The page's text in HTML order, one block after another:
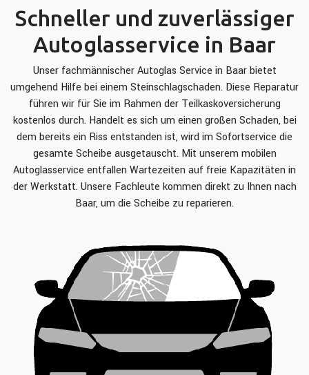
Schneller und zuverlässiger
Autoglasservice in Baar
Unser fachmännischer Autoglas Service in Baar bietet
umgehend Hilfe bei einem Steinschlagschaden. Diese Reparatur
führen wir für Sie im Rahmen der Teilkaskoversicherung
kostenlos durch. Handelt es sich um einen großen Schaden, bei
dem bereits ein Riss entstanden ist, wird im Sofortservice die
gesamte Scheibe ausgetauscht. Mit unserem mobilen
Autoglasservice entfallen Wartezeiten auf freie Kapazitäten in
der Werkstatt. Unsere Fachleute kommen direkt zu Ihnen nach
Baar, um die Scheibe zu reparieren.